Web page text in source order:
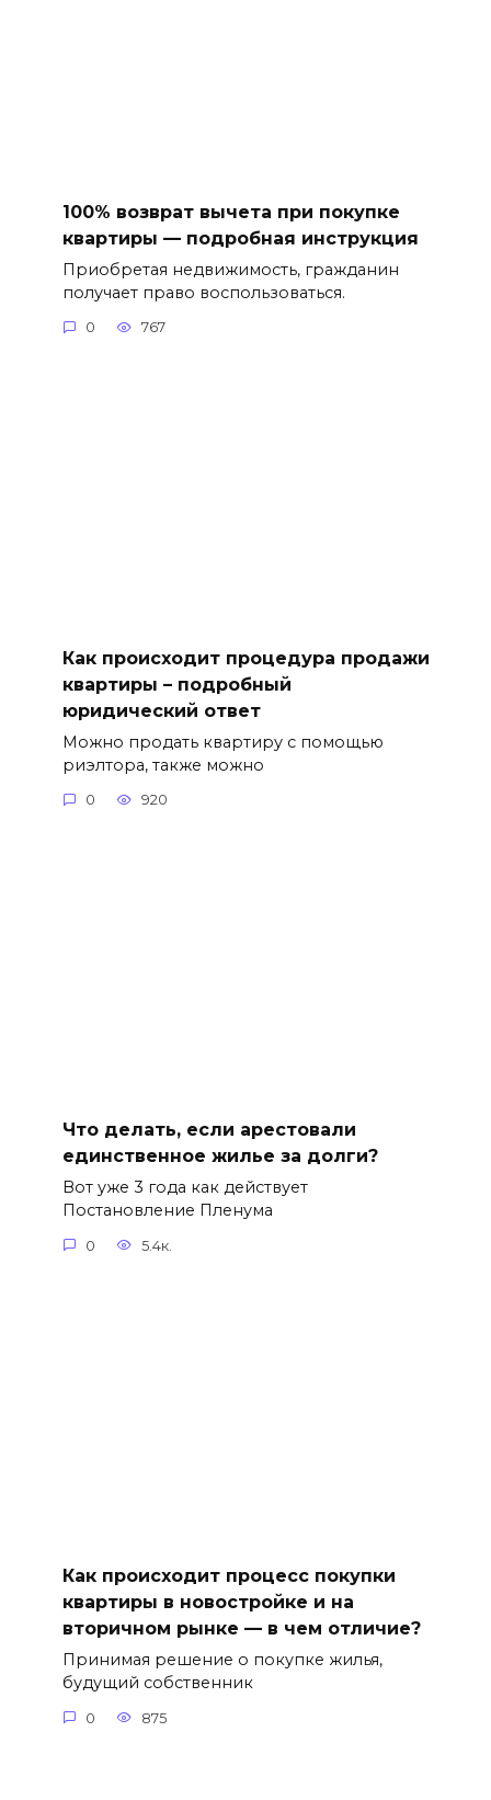
100% возврат вычета при покупке
квартиры — подробная инструкция
Приобретая недвижимость, гражданин
получает право воспользоваться.
0 767
Как происходит процедура продажи
квартиры – подробный
юридический ответ
Можно продать квартиру с помощью
риэлтора, также можно
0 920
Что делать, если арестовали
единственное жилье за долги?
Вот уже 3 года как действует
Постановление Пленума
0 5.4к.
Как происходит процесс покупки
квартиры в новостройке и на
вторичном рынке — в чем отличие?
Принимая решение о покупке жилья,
будущий собственник
0 875